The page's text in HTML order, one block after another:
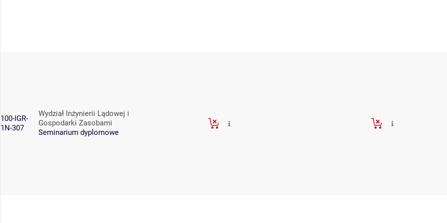
100-IGR-
1N-307
Wydział Inżynierii Lądowej i
Gospodarki Zasobami
Seminarium dyplomowe